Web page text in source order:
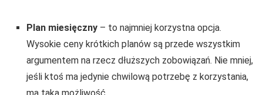
Plan miesięczny – to najmniej korzystna opcja.
Wysokie ceny krótkich planów są przede wszystkim
argumentem na rzecz dłuższych zobowiązań. Nie mniej,
jeśli ktoś ma jedynie chwilową potrzebę z korzystania,
ma taką możliwość.